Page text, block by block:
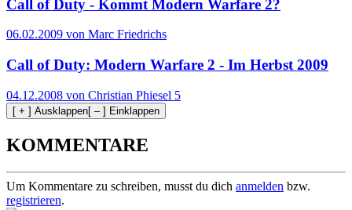
Call of Duty - Kommt Modern Warfare 2?
06.02.2009 von Marc Friedrichs
Call of Duty: Modern Warfare 2 - Im Herbst 2009
04.12.2008 von Christian Phiesel 5
[ + ] Ausklappen[ – ] Einklappen
KOMMENTARE
Um Kommentare zu schreiben, musst du dich anmelden bzw.
registrieren.